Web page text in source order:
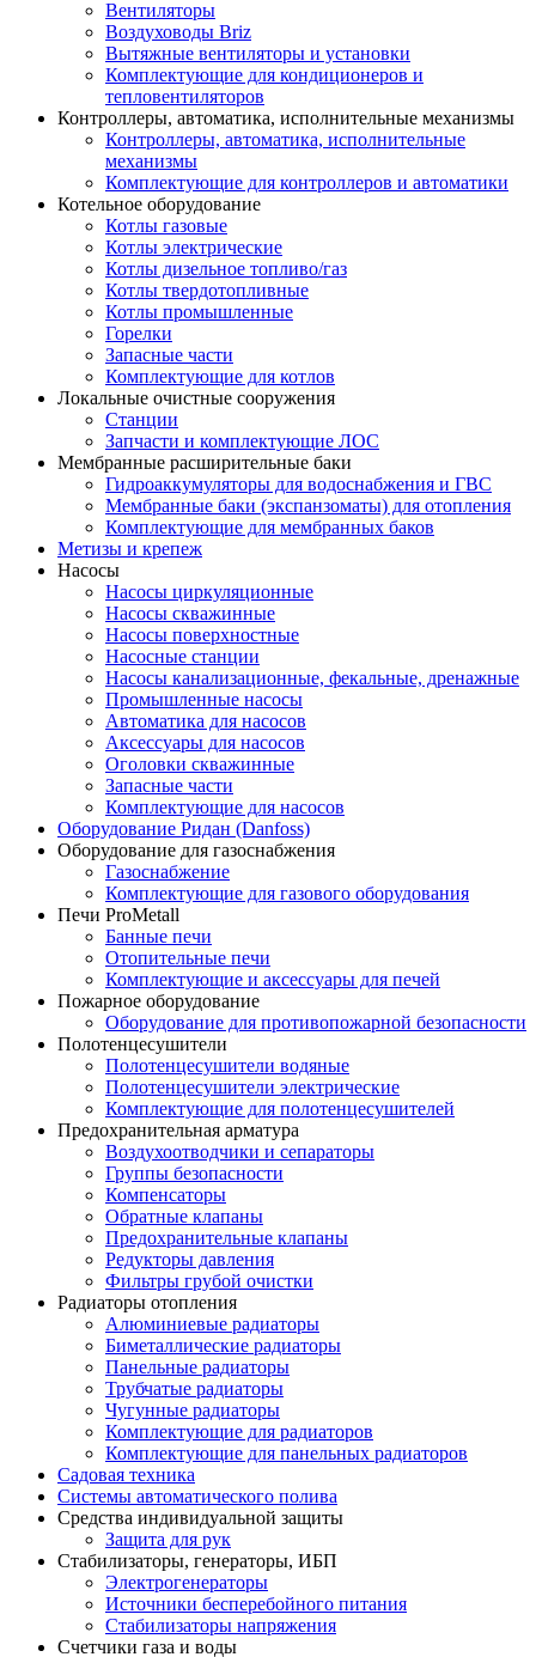
Вентиляторы
Воздуховоды Briz
Вытяжные вентиляторы и установки
Комплектующие для кондиционеров и
тепловентиляторов
Контроллеры, автоматика, исполнительные механизмы
Контроллеры, автоматика, исполнительные
механизмы
Комплектующие для контроллеров и автоматики
Котельное оборудование
Котлы газовые
Котлы электрические
Котлы дизельное топливо/газ
Котлы твердотопливные
Котлы промышленные
Горелки
Запасные части
Комплектующие для котлов
Локальные очистные сооружения
Станции
Запчасти и комплектующие ЛОС
Мембранные расширительные баки
Гидроаккумуляторы для водоснабжения и ГВС
Мембранные баки (экспанзоматы) для отопления
Комплектующие для мембранных баков
Метизы и крепеж
Насосы
Насосы циркуляционные
Насосы скважинные
Насосы поверхностные
Насосные станции
Насосы канализационные, фекальные, дренажные
Промышленные насосы
Автоматика для насосов
Аксессуары для насосов
Оголовки скважинные
Запасные части
Комплектующие для насосов
Оборудование Ридан (Danfoss)
Оборудование для газоснабжения
Газоснабжение
Комплектующие для газового оборудования
Печи ProMetall
Банные печи
Отопительные печи
Комплектующие и аксессуары для печей
Пожарное оборудование
Оборудование для противопожарной безопасности
Полотенцесушители
Полотенцесушители водяные
Полотенцесушители электрические
Комплектующие для полотенцесушителей
Предохранительная арматура
Воздухоотводчики и сепараторы
Группы безопасности
Компенсаторы
Обратные клапаны
Предохранительные клапаны
Редукторы давления
Фильтры грубой очистки
Радиаторы отопления
Алюминиевые радиаторы
Биметаллические радиаторы
Панельные радиаторы
Трубчатые радиаторы
Чугунные радиаторы
Комплектующие для радиаторов
Комплектующие для панельных радиаторов
Садовая техника
Системы автоматического полива
Средства индивидуальной защиты
Защита для рук
Стабилизаторы, генераторы, ИБП
Электрогенераторы
Источники бесперебойного питания
Стабилизаторы напряжения
Счетчики газа и воды